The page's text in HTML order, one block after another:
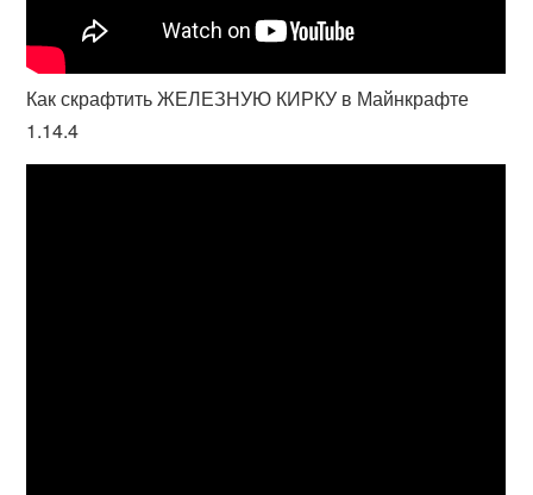
Как скрафтить ЖЕЛЕЗНУЮ КИРКУ в Майнкрафте
1.14.4